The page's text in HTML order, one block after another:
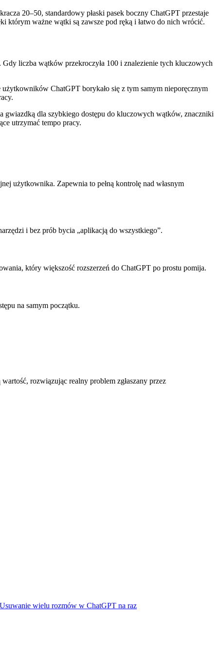
20–50, standardowy płaski pasek boczny ChatGPT przestaje
którym ważne wątki są zawsze pod ręką i łatwo do nich wrócić.
liczba wątków przekroczyła 100 i znalezienie tych kluczowych
ChatGPT borykało się z tym samym nieporęcznym
gwiazdką dla szybkiego dostępu do kluczowych wątków, znaczniki
utrzymać tempo pracy.
użytkownika. Zapewnia to pełną kontrolę nad własnym
i bez prób bycia „aplikacją do wszystkiego”.
który większość rozszerzeń do ChatGPT po prostu pomija.
na samym początku.
rozwiązując realny problem zgłaszany przez
Usuwanie wielu rozmów w ChatGPT na raz